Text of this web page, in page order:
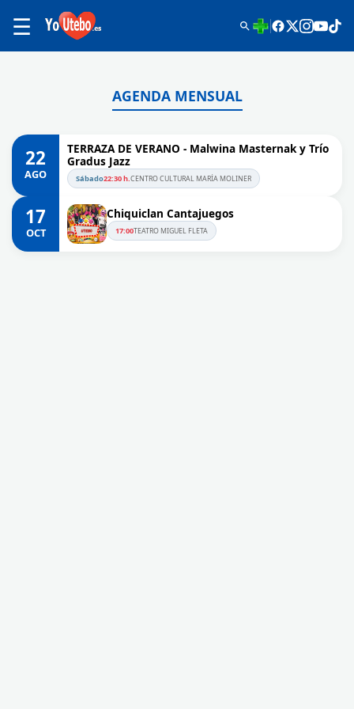
☰
AGENDA MENSUAL
22
AGO
TERRAZA DE VERANO - Malwina Masternak y Trío
Gradus Jazz
Sábado22:30 h.CENTRO CULTURAL MARÍA MOLINER
17
OCT
Chiquiclan Cantajuegos
17:00TEATRO MIGUEL FLETA